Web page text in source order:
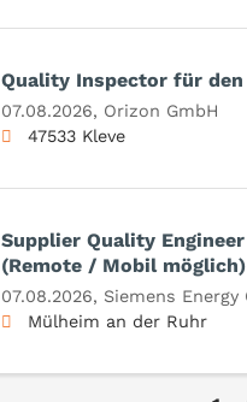
Quality Inspector für
07.08.2026, Orizon GmbH
47533 Kleve
Supplier Quality
(Remote / Mobil möglich)
07.08.2026, Siemens Energy
Mülheim an der Ruhr